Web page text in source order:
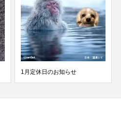
1月定休日のお知らせ